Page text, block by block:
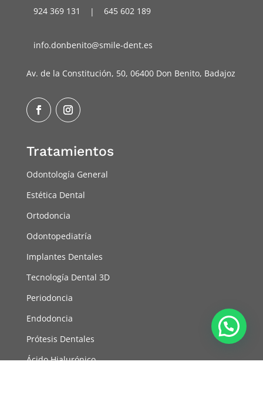
924 369 131 | 645 602 189
info.donbenito@smile-dent.es
Av. de la Constitución, 50, 06400 Don Benito, Badajoz
FacebookInstagram
Tratamientos
Odontología General
Estética Dental
Ortodoncia
Odontopediatría
Implantes Dentales
Tecnología Dental 3D
Periodoncia
Endodoncia
Prótesis Dentales
Ácido Hialurónico